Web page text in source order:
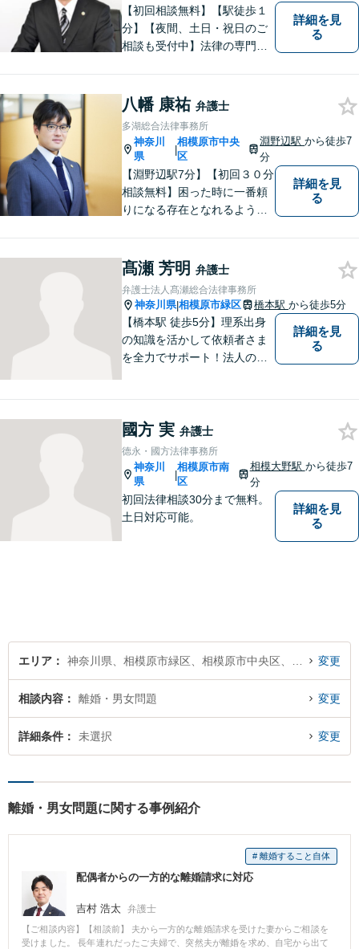
【初回相談無料】【駅徒歩１
分】【夜間、土日・祝日のご
相談も受付中】法律の専門家
詳細を見
る
八幡 康祐 弁護士
多湖総合法律事務所
神奈川
県
|
相模原市中央
区
淵野辺駅から徒歩7
分
【淵野辺駅7分】【初回３０分
相談無料】困った時に一番頼
りになる存在となれるよう、
お電話の際に『ココナラ経由
で八幡弁護士に相談希望』と
お伝え下さい。
詳細を見
る
髙瀬 芳明 弁護士
弁護士法人髙瀬総合法律事務所
神奈川県|相模原市緑区 橋本駅 から徒歩5分
【橋本駅 徒歩5分】理系出身
の知識を活かして依頼者さま
を全力でサポート！法人のお
したいことを整理しながら導
き出します。
詳細を見
る
國方 実 弁護士
德永・國方法律事務所
神奈川
県
|
相模原市南
区
相模大野駅 から徒歩7
分
初回法律相談30分まで無料。
土日対応可能。
詳細を見
る
エリア 変更
相談内容 離婚・男女問題 変更
詳細条件 未選択 変更
離婚・男女問題に関する事例紹介
# 離婚すること自体
配偶者からの一方的な離婚請求に対応
吉村 浩太 弁護士
【ご相談内容】【相談前】 夫から一方的な離婚請求を受けた妻からご相談を
受けました。 長年連れだったご夫婦で、突然夫が離婚を求め、自宅から出て